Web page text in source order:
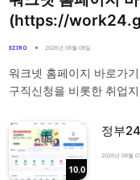
(https://
EZIRO 2026년 08월 08일
워크넷 홈페이지 바로가
구직신청을 비롯한 취업
10.0
정부
2026년 08월